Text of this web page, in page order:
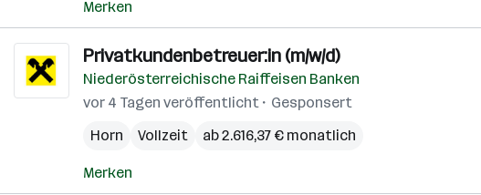
Merken
Privatkundenbetreuer:in (m/w/d)
Niederösterreichische Raiffeisen Banken
vor 4 Tagen veröffentlicht
Gesponsert
Horn
Vollzeit ab 2.616,37 € monatlich
Merken